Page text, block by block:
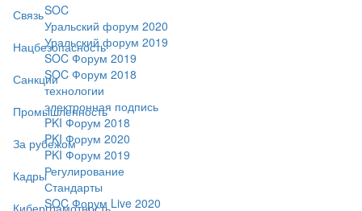
Связь
Нацбезопасность
Санкции
Промышленность
За рубежом
Кадры
Киберграмотность
SOC
Уральский форум 2020
Уральский форум 2019
SOC Форум 2019
SOC Форум 2018
технологии
электронная подпись
PKI Форум 2018
PKI Форум 2020
PKI Форум 2019
Регулирование
Стандарты
SOC Форум Live 2020